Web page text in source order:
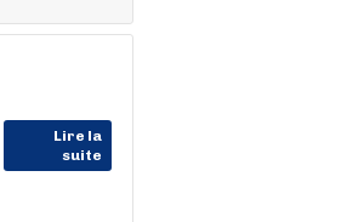
Lire la
suite